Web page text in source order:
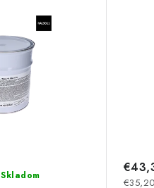
Skladom